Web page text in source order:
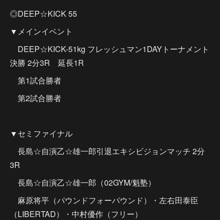
◎DEEP☆KICK 55
▼メインイベント
DEEP☆KICK-51kg フレッシュマン1DAYトーナメント
決勝 2分3R 延長1R
第1試合勝者
第2試合勝者
▼セミファイナル
長島☆自演乙☆雄一郎引退エキシビジョンマッチ 2分
3R
長島☆自演乙☆雄一郎（02GYM/魁塾）
麻原将平（パウンドフォーパウンド）・左右田泰臣
（LIBERTAD）・中村優作（フリー）